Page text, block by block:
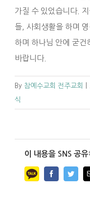
가질 수 있었습니다.
들, 사회생활을 하며
하며 하나님 안에 굳건
바랍니다.
By 참예수교회 전주교회
식
이 내용을 SNS 공
Facebook